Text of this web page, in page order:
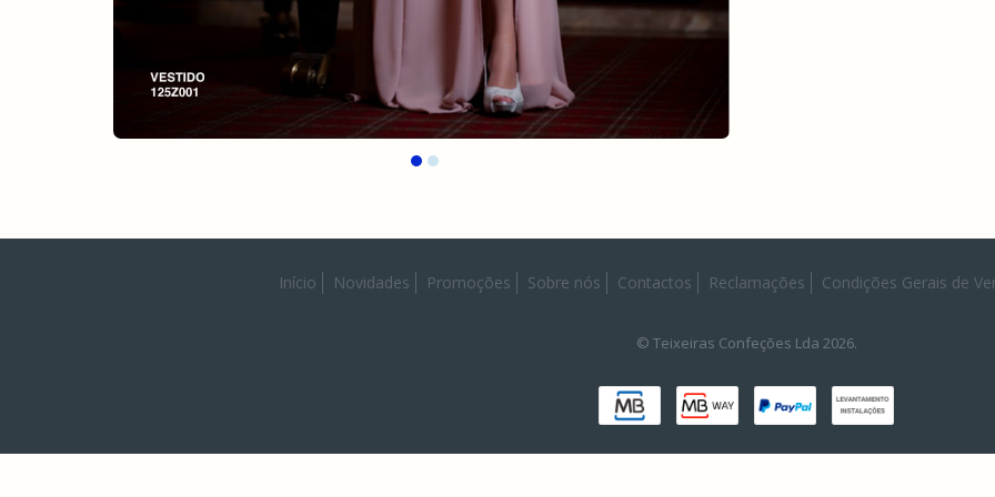
Início Novidades Promoções Sobre nós Contactos Reclamações Condições Gerais de
© Teixeiras Confeções Lda 2026.